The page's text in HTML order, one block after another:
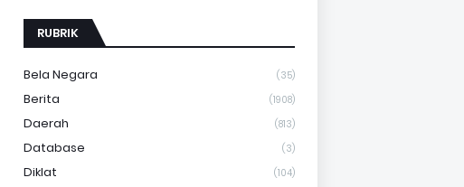
RUBRIK
Bela Negara (35)
Berita (1908)
Daerah (813)
Database (3)
Diklat (104)